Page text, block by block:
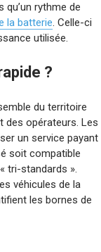
qu’un rythme de
la batterie. Celle-ci
utilisée.
?
du territoire
des opérateurs. Les
un service payant
soit compatible
tri-standards ».
véhicules de la
les bornes de